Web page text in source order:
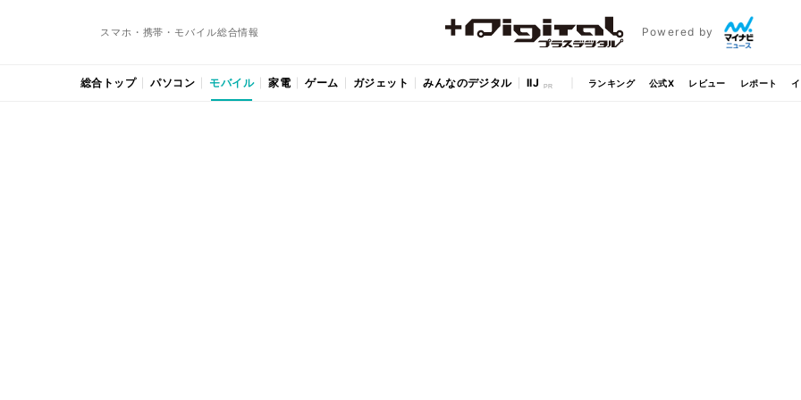
スマホ・携帯・モバイル総合情報 Powered by
総合トップ パソコン モバイル 家電 ゲーム ガジェット みんなのデジタル IIJ ランキング 公式X レビュー レポート